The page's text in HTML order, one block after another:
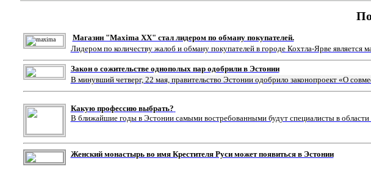
Магазин "Maxima XX" стал лидером по обману покупателей.
Лидером по количеству жалоб и обману покупателей в городе Кохтла-Ярве является
Закон о сожительстве однополых пар одобрили в Эстонии
В минувший четверг, 22 мая, правительство Эстонии одобрило законопроект «О
Какую профессию выбрать?
В ближайшие годы в Эстонии самыми востребованными будут специалисты в области
Женский монастырь во имя Крестителя Руси может появиться в Эстонии